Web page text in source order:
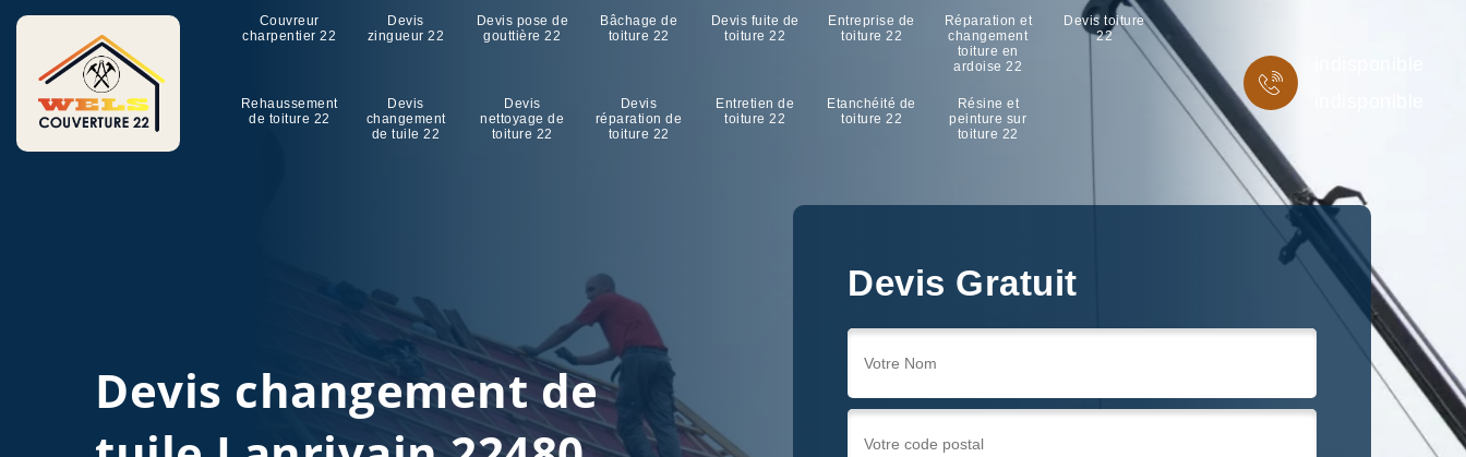
Couvreur
charpentier 22
Devis
zingueur 22
Devis pose de
gouttière 22
Bâchage de
toiture 22
Devis fuite de
toiture 22
Entreprise de
toiture 22
Réparation et
changement
toiture en
ardoise 22
Devis toiture
22
Rehaussement
de toiture 22
Devis
changement
de tuile 22
Devis
nettoyage de
toiture 22
Devis
réparation de
toiture 22
Entretien de
toiture 22
Etanchéité de
toiture 22
Résine et
peinture sur
toiture 22
Devis changement de
Devis Gratuit